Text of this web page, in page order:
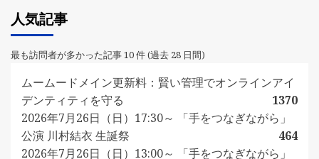
人気記事
最も訪問者が多かった記事 10 件 (過去 28 日間)
ムームードメイン更新料：賢い管理でオンラインアイ
デンティティを守る
1370
2026年7月26日（日）17:30～ 「手をつなぎながら」
公演 川村結衣 生誕祭
464
2026年7月26日（日）13:00～ 「手をつなぎながら」